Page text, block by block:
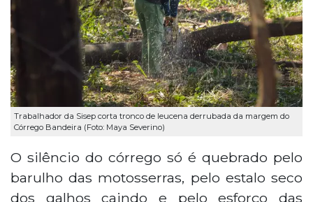
Trabalhador da Sisep corta tronco de leucena derrubada da margem do
Córrego Bandeira (Foto: Maya Severino)
O silêncio do córrego só é quebrado pelo
barulho das motosserras, pelo estalo seco
dos galhos caindo e pelo esforço das